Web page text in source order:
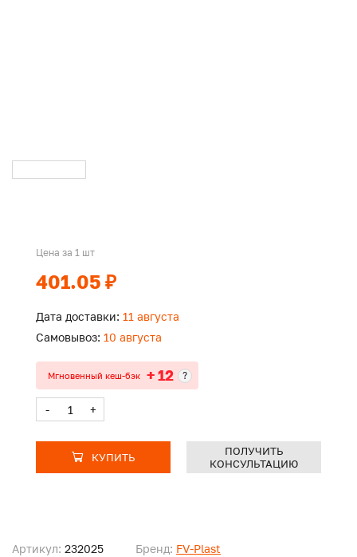
Артикул: 232025 Бренд: FV-Plast
Цена за 1 шт
401.05 ₽
Дата доставки: 11 августа
Самовывоз: 10 августа
Мгновенный кеш-бэк + 12 ?
- +
КУПИТЬ
ПОЛУЧИТЬ
КОНСУЛЬТАЦИЮ